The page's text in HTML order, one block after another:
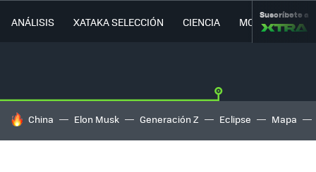
ANÁLISIS XATAKA SELECCIÓN CIENCIA MOVILIDAD
Suscríbete a
HOY SE HABLA DE
China Elon Musk Generación Z Eclipse Mapa